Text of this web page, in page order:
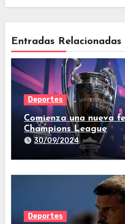
Entradas Relacionadas
Deportes
Comienza una nueva
Champions League
30/09/2024
Deportes